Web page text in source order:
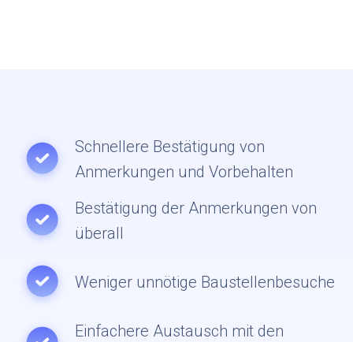
Schnellere Bestätigung von
Anmerkungen und Vorbehalten
Bestätigung der Anmerkungen von
überall
Weniger unnötige Baustellenbesuche
Einfachere Austausch mit den